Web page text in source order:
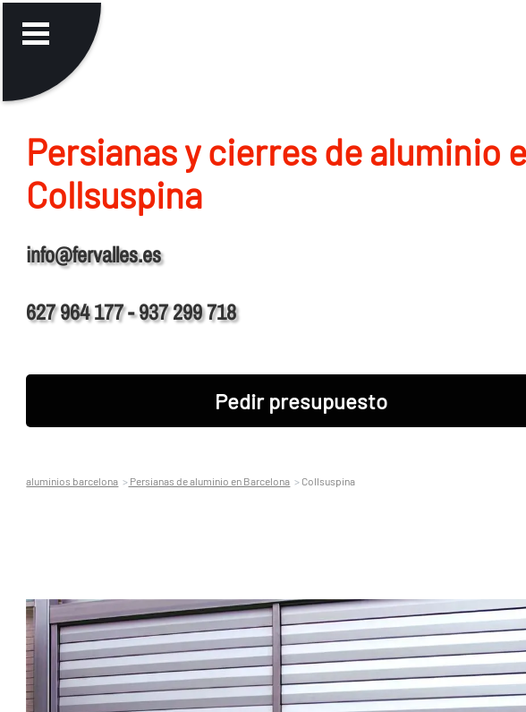
Persianas y cierres de aluminio
Collsuspina
info@fervalles.es
627 964 177 - 937 299 718
Pedir presupuesto
aluminios barcelona Persianas de aluminio en Barcelona Collsuspina